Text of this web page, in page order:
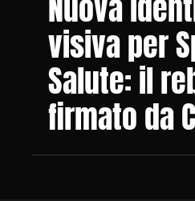
visiva per
Salute: il
firmato da